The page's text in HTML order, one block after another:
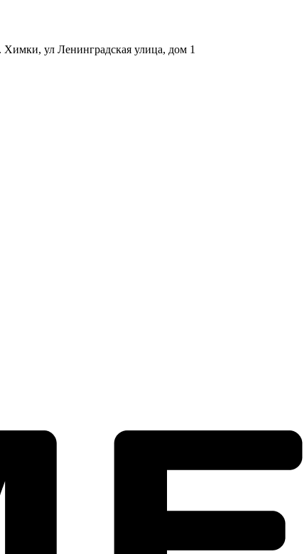
Химки, ул Ленинградская улица, дом 1